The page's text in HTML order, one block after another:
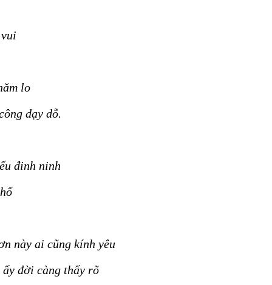
lo
dạy dỗ.
đinh ninh
này ai cũng kính yêu
đời càng thấy rõ